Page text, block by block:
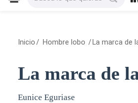
Inicio / Hombre lobo / La marca de
La marca de
Eunice Eguriase